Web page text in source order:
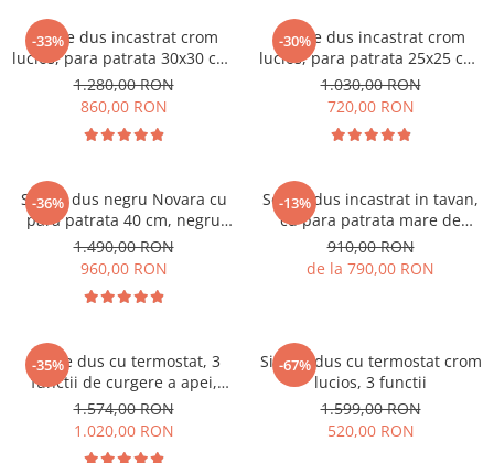
-33%
Set de dus incastrat crom
lucios, para patrata 30x30 cm,
2 functii
1.280,00 RON
860,00 RON
-30%
Set de dus incastrat crom
lucios, para patrata 25x25 cm,
2 functii
1.030,00 RON
720,00 RON
-36%
Set de dus negru Novara cu
para patrata 40 cm, negru
mat, 3 functii de curgere a
apei
1.490,00 RON
960,00 RON
-13%
Set de dus incastrat in tavan,
cu para patrata mare de
40cm, 2 sau 3 functii de
curgere a apei,Nova Crom
910,00 RON
de la 790,00 RON
-35%
Set de dus cu termostat, 3
functii de curgere a apei,
ploaie si cascada
1.574,00 RON
1.020,00 RON
-67%
Sistem dus cu termostat crom
lucios, 3 functii
1.599,00 RON
520,00 RON